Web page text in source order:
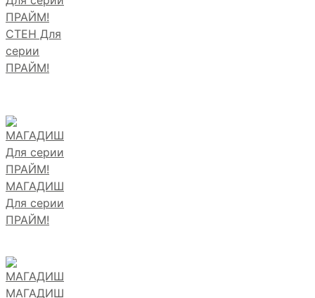
СТЕН Для
серии
ПРАЙМ!
МАГАДИШ
Для серии
ПРАЙМ!
МАГАДИШ